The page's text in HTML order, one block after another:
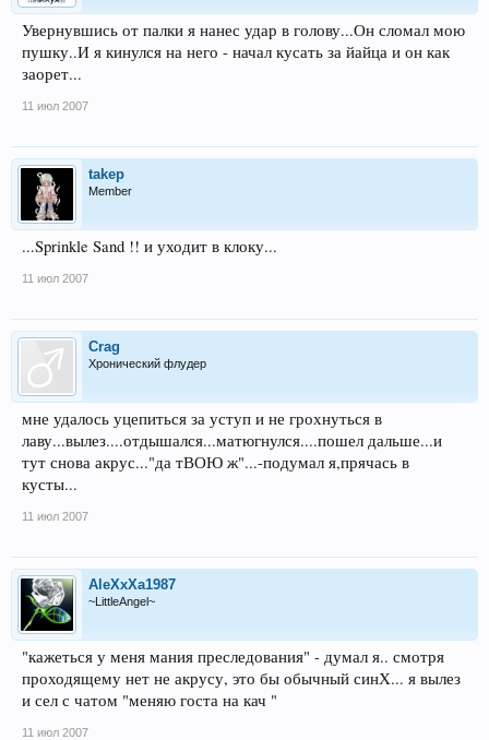
Увернувшись от палки я нанес удар в голову...Он сломал мою
пушку..И я кинулся на него - начал кусать за йайца и он как
заорет...
11 июл 2007
takep
Member
...Sprinkle Sand !! и уходит в клоку...
11 июл 2007
Crag
Хронический флудер
мне удалось уцепиться за уступ и не грохнуться в
лаву...вылез....отдышался...матюгнулся....пошел дальше...и
тут снова акрус..."да тВОЮ ж"...-подумал я,прячась в
кусты...
11 июл 2007
AleXxXa1987
~LittleAngel~
"кажеться у меня мания преследования" - думал я.. смотря
проходящему нет не акрусу, это бы обычный синХ... я вылез
и сел с чатом "меняю госта на кач "
11 июл 2007